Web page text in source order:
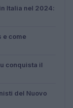
Italia nel 2024:
e come
conquista il
del Nuovo